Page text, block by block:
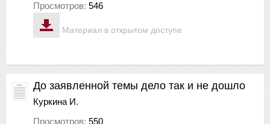
Материал в открытом доступе
Просмотров: 546
До заявленной темы дело так и не дошло
Куркина И.
Просмотров: 550